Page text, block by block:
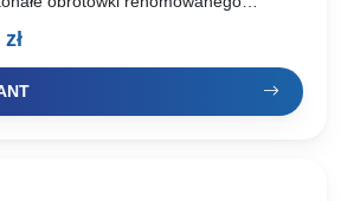
na…
złZakres
cen:
od